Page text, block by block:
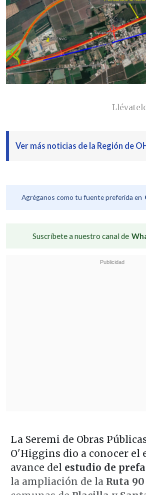
Ver más noticias de la Región de
Agréganos como tu fuente preferida en
Suscríbete a nuestro canal de
La Seremi de Obras
O'Higgins dio a conocer el
avance del estudio de
la ampliación de la Ruta 90